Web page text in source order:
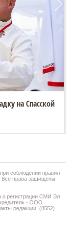
на Спасской
соблюдении правил
Все права защищены
о регистрации СМИ Эл
- ООО
редакции: (8552)